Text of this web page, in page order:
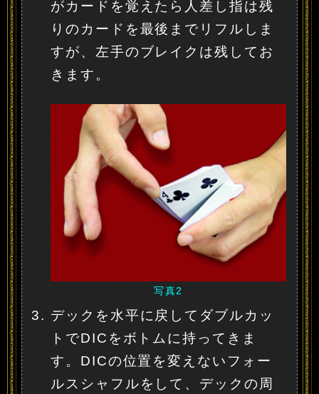
がカードを覚えたら人差し指は残
りのカードを最後までリフルしま
すが、左手のブレイクは残してお
きます。
写真2
デックを水平に戻してダブルカッ
トでDICをボトムに持ってきま
す。DICの位置を変えないフォー
ルスシャフルをして、デックの周